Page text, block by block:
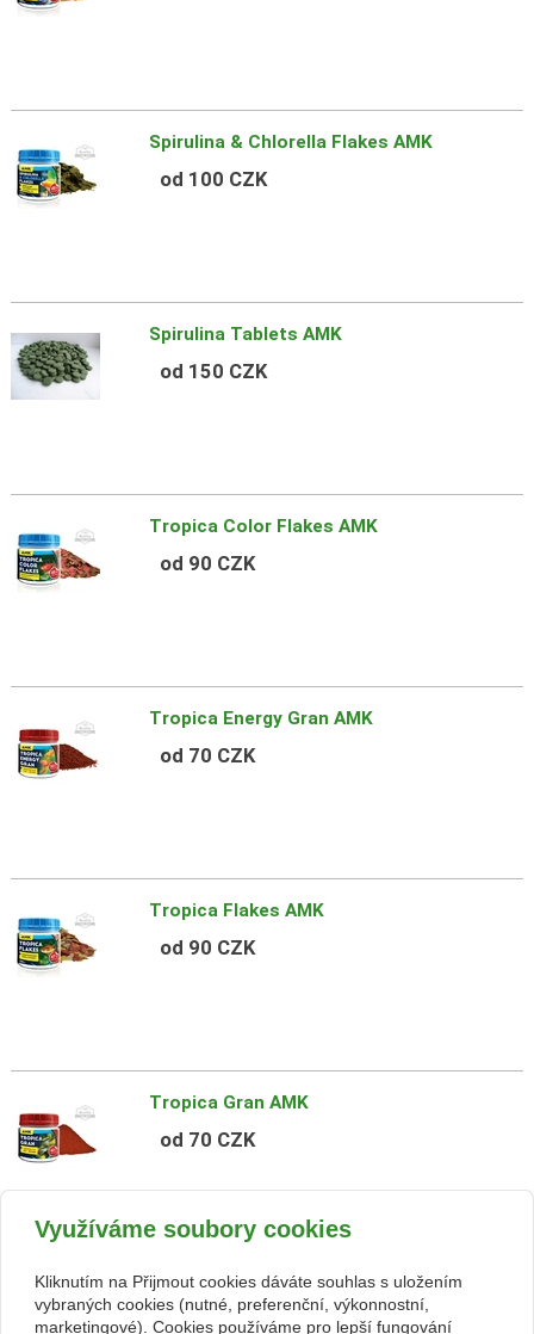
Spirulina & Chlorella Flakes AMK
od 100 CZK
Spirulina Tablets AMK
od 150 CZK
Tropica Color Flakes AMK
od 90 CZK
Tropica Energy Gran AMK
od 70 CZK
Tropica Flakes AMK
od 90 CZK
Tropica Gran AMK
od 70 CZK
Tubifex Flakes AMK
Využíváme soubory cookies
Kliknutím na Přijmout cookies dáváte souhlas s uložením
vybraných cookies (nutné, preferenční, výkonnostní,
marketingové). Cookies používáme pro lepší fungování